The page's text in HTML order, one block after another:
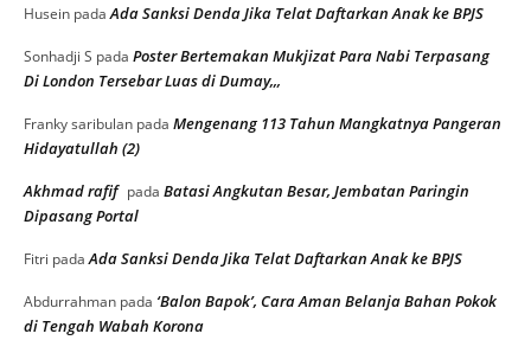
Husein padaAda Sanksi Denda Jika Telat Daftarkan Anak ke BPJS
Sonhadji S pada Poster Bertemakan Mukjizat Para Nabi Terpasang
Di London Tersebar Luas di Dumay,,,
Franky saribulan pada Mengenang 113 Tahun Mangkatnya Pangeran
Hidayatullah (2)
Akhmad rafif pada Batasi Angkutan Besar, Jembatan Paringin
Dipasang Portal
Fitri padaAda Sanksi Denda Jika Telat Daftarkan Anak ke BPJS
Abdurrahman pada ‘Balon Bapok’, Cara Aman Belanja Bahan Pokok
di Tengah Wabah Korona